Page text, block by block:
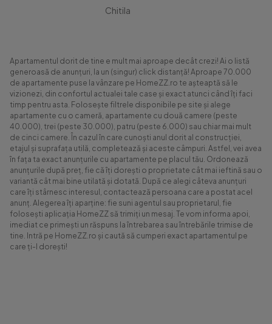
Chitila
Apartamentul dorit de tine e mult mai aproape decât crezi! Ai o listă
generoasă de anunțuri, la un (singur) click distanță! Aproape 70.000
de apartamente puse la vânzare pe HomeZZ.ro te așteaptă să le
vizionezi, din confortul actualei tale case și exact atunci când îți faci
timp pentru asta. Folosește filtrele disponibile pe site și alege
apartamente cu o cameră, apartamente cu două camere (peste
40.000), trei (peste 30.000), patru (peste 6.000) sau chiar mai mult
de cinci camere. În cazul în care cunoști anul dorit al construcției,
etajul și suprafața utilă, completează și aceste câmpuri. Astfel, vei avea
în fața ta exact anunțurile cu apartamente pe placul tău. Ordonează
anunțurile după preț, fie că îți dorești o proprietate cât mai ieftină sau o
variantă cât mai bine utilată și dotată. După ce alegi câteva anunțuri
care îți stârnesc interesul, contactează persoana care a postat acel
anunț. Alegerea îți aparține: fie suni agentul sau proprietarul, fie
folosești aplicația HomeZZ să trimiți un mesaj. Te vom informa apoi,
imediat ce primești un răspuns la întrebarea sau întrebările trimise de
tine. Intră pe HomeZZ.ro și caută să cumperi exact apartamentul pe
care ți-l dorești!